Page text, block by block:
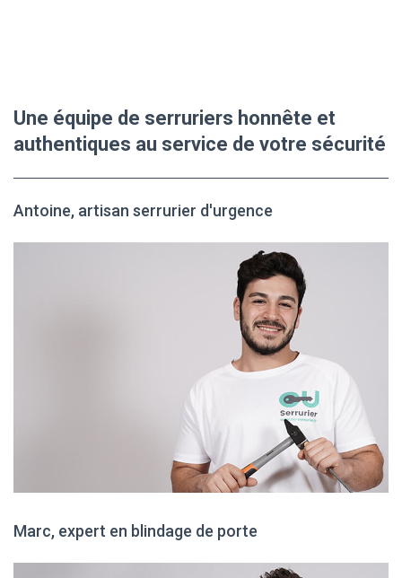
Une équipe de serruriers honnête et
authentiques au service de votre sécurité
Antoine, artisan serrurier d'urgence
Marc, expert en blindage de porte